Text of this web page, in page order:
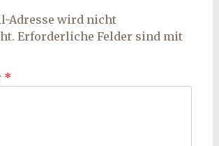
Adresse wird nicht
Erforderliche Felder sind mit
*